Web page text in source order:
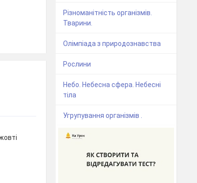
Різноманітність організмів.
Тварини.
Олімпіада з природознавства
Рослини
Небо. Небесна сфера. Небесні
тіла
Угрупування організмів .